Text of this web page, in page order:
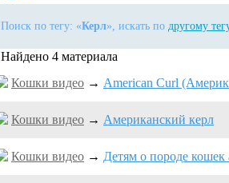
Поиск по тегу: «Керл», искать по другому
Найдено 4 материала
Кошки видео → American Curl
Кошки видео → Американский керл
Кошки видео → Детям о породе кошек